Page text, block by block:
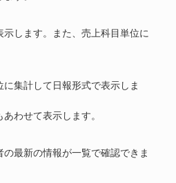
します。また、売上科目単位に
集計して日報形式で表示しま
わせて表示します。
最新の情報が一覧で確認できま